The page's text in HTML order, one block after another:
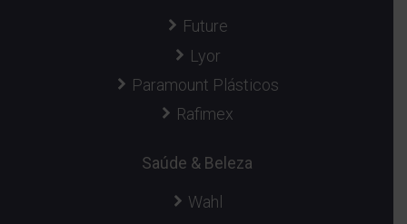
Future
Lyor
Paramount Plásticos
Rafimex
Saúde & Beleza
Wahl